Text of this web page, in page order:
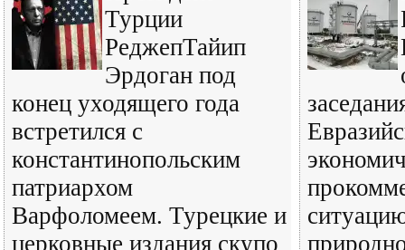
Турции
РеджепТайип
Эрдоган под
конец уходящего года
встретился с
константинопольским
патриархом
Варфоломеем. Турецкие и
церковные издания скупо